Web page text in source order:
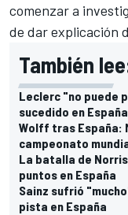
comenzar a
de dar explicación
También
Leclerc "no puede
sucedido en España
Wolff tras España:
campeonato
La batalla de
puntos en España
Sainz sufrió
pista en España